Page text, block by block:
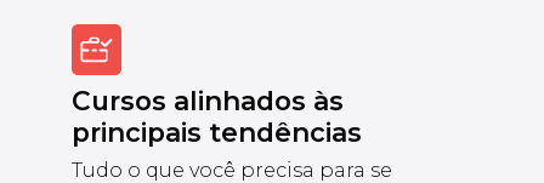
Cursos alinhados às
principais tendências
Tudo o que você precisa para se